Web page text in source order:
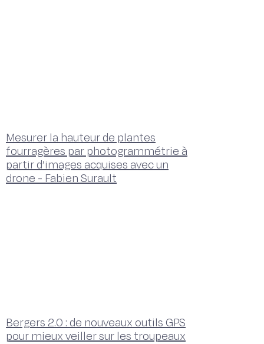
Mesurer la hauteur de plantes
fourragères par photogrammétrie à
partir d’images acquises avec un
drone - Fabien Surault
Bergers 2.0 : de nouveaux outils GPS
pour mieux veiller sur les troupeaux